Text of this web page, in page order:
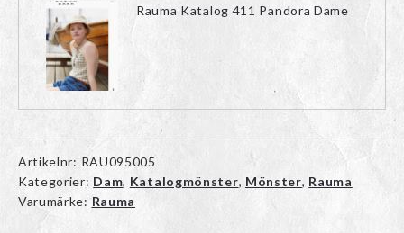
Rauma Katalog 411 Pandora Dame
Artikelnr: RAU095005
Kategorier: Dam, Katalogmönster, Mönster, Rauma
Varumärke: Rauma